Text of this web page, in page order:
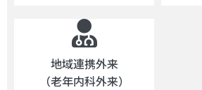
地域連携外来
（老年内科外来）